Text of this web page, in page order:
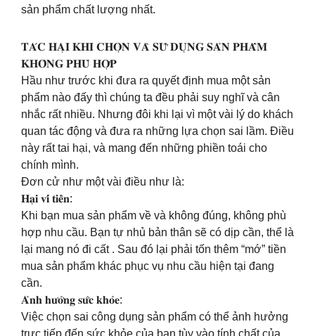
sản phẩm chất lượng nhất.
𝐓𝐀́𝐂 𝐇𝐀̣𝐈 𝐊𝐇𝐈 𝐂𝐇𝐎̣𝐍 𝐕𝐀̀ 𝐒𝐔̛̃ 𝐃𝐔̣𝐍𝐆 𝐒𝐀̉𝐍 𝐏𝐇𝐀̂̉𝐌
𝐊𝐇𝐎̂𝐍𝐆 𝐏𝐇𝐔̀ 𝐇𝐎̛̣𝐏
Hầu như trước khi đưa ra quyết định mua một sản
phẩm nào đấy thì chúng ta đều phải suy nghĩ và cân
nhắc rất nhiều. Nhưng đôi khi lại vì một vài lý do khách
quan tác động và đưa ra những lựa chọn sai lầm. Điều
này rất tai hại, và mang đến những phiền toái cho
chính mình.
Đơn cử như một vài điều như là:
𝐇𝐚̣𝐢 𝐯𝐢́ 𝐭𝐢𝐞̂̀𝐧:
Khi bạn mua sản phẩm về và không đúng, không phù
hợp nhu cầu. Bạn tự nhủ bản thân sẽ có dịp cần, thể là
lại mang nó đi cất . Sau đó lại phải tốn thêm “mớ” tiền
mua sản phẩm khác phục vụ nhu cầu hiện tại đang
cần.
𝐀̉𝐧𝐡 𝐡𝐮̛𝐨̛̉𝐧𝐠 𝐬𝐮̛́𝐜 𝐤𝐡𝐨̉𝐞:
Việc chọn sai công dụng sản phẩm có thể ảnh hưởng
trực tiếp đến sức khỏe của bạn tùy vào tính chất của